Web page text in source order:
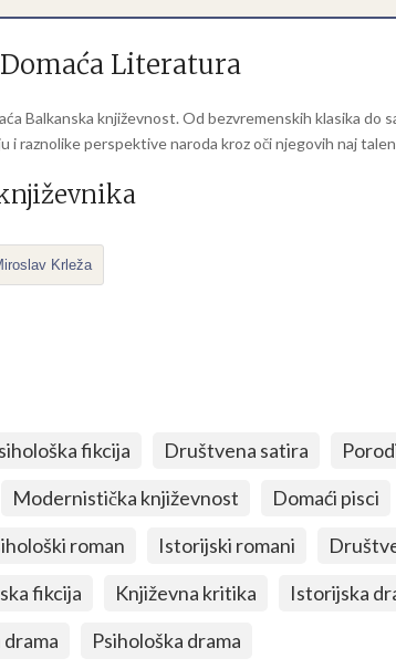
Literatura
Balkanska književnost. Od bezvremenskih klasika do
raznolike perspektive naroda kroz oči njegovih naj
Krleža
fikcija Društvena satira
Modernistička književnost Domaći pisci
roman Istorijski romani
fikcija Književna kritika Istorijska
Psihološka drama